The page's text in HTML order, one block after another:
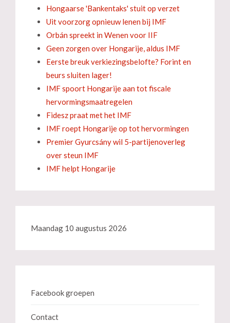
Hongaarse 'Bankentaks' stuit op verzet
Uit voorzorg opnieuw lenen bij IMF
Orbán spreekt in Wenen voor IIF
Geen zorgen over Hongarije, aldus IMF
Eerste breuk verkiezingsbelofte? Forint en
beurs sluiten lager!
IMF spoort Hongarije aan tot fiscale
hervormingsmaatregelen
Fidesz praat met het IMF
IMF roept Hongarije op tot hervormingen
Premier Gyurcsány wil 5-partijenoverleg
over steun IMF
IMF helpt Hongarije
Maandag 10 augustus 2026
Facebook groepen
Contact